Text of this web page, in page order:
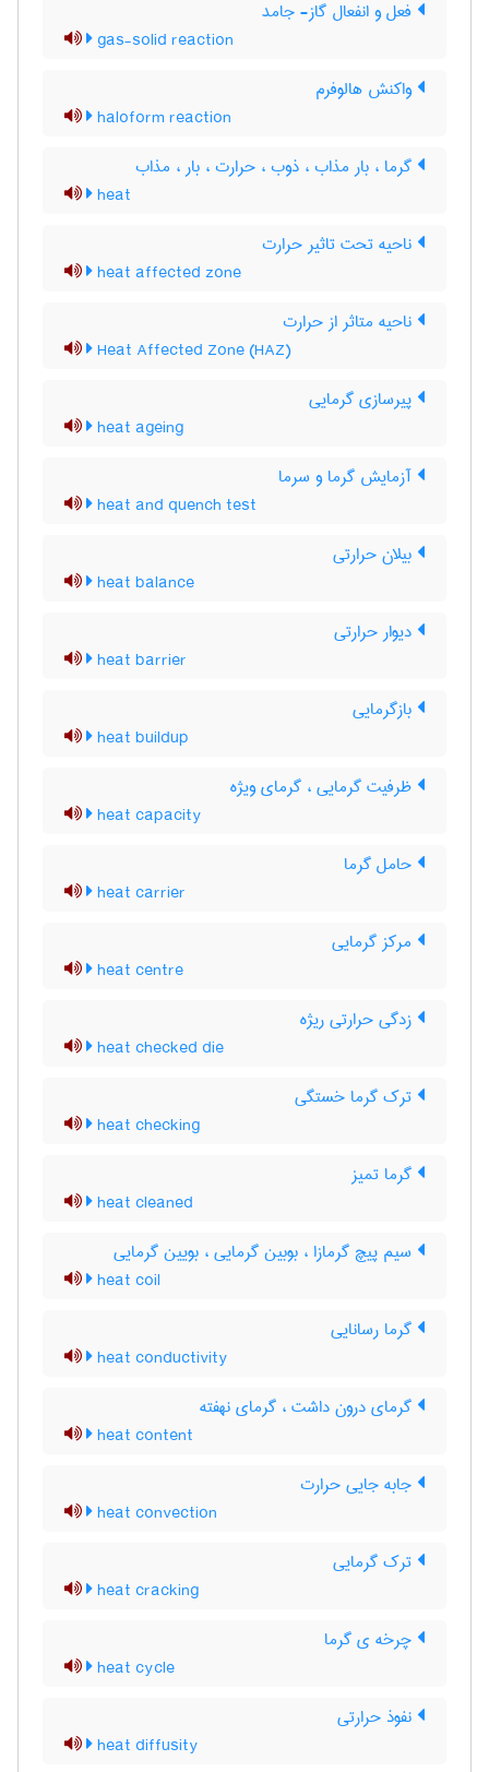
فعل و انفعال گاز- جامد
gas-solid reaction
واکنش هالوفرم
haloform reaction
گرما ، بار مذاب ، ذوب ، حرارت ، بار ، مذاب
heat
ناحیه تحت تاثیر حرارت
heat affected zone
ناحیه متاثر از حرارت
Heat Affected Zone (HAZ)
پیرسازی گرمایی
heat ageing
آزمایش گرما و سرما
heat and quench test
بیلان حرارتی
heat balance
دیوار حرارتی
heat barrier
بازگرمایی
heat buildup
ظرفیت گرمایی ، گرمای ویژه
heat capacity
حامل گرما
heat carrier
مرکز گرمایی
heat centre
زدگی حرارتی ریژه
heat checked die
ترک گرما خستگی
heat checking
گرما تمیز
heat cleaned
سیم پیچ گرمازا ، بوبین گرمایی ، بویین گرمایی
heat coil
گرما رسانایی
heat conductivity
گرمای درون داشت ، گرمای نهفته
heat content
جابه جایی حرارت
heat convection
ترک گرمایی
heat cracking
چرخه ی گرما
heat cycle
نفوذ حرارتی
heat diffusity